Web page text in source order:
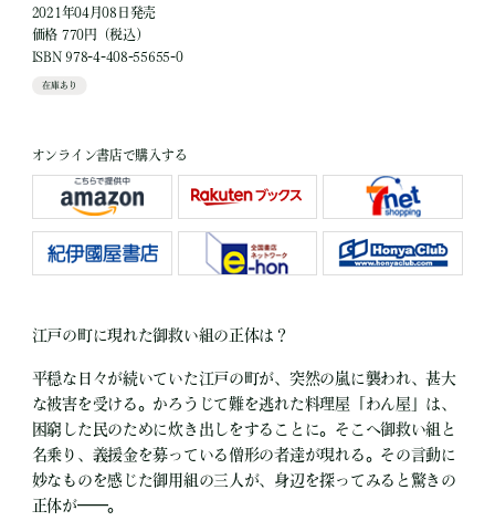
2021年04月08日発売
価格 770円（税込）
ISBN 978-4-408-55655-0
在庫あり
オンライン書店で購入する
江戸の町に現れた御救い組の正体は？
平穏な日々が続いていた江戸の町が、突然の嵐に襲われ、甚大
な被害を受ける。かろうじて難を逃れた料理屋「わん屋」は、
困窮した民のために炊き出しをすることに。そこへ御救い組と
名乗り、義援金を募っている僧形の者達が現れる。その言動に
妙なものを感じた御用組の三人が、身辺を探ってみると驚きの
正体が——。